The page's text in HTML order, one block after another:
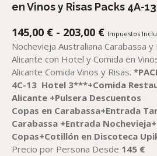
en Vinos y Risas Packs 4A-
145,00 € - 203,00 €RANGO
DE
PRECIOS:
DESDE
145,00 €
HASTA
203,00 €
Impuestos
Nochevieja Australiana Carabassa
Alicante con Hotel y Comida en
Alicante Comida Vinos y Risas.*
4C-13 Hotel 3***+Comida R
Alicante +Pulsera Descuentos
Copas en Carabassa+Entrada
Carabassa +Entrada Nochevieja+
Copas+Cotillón en Discoteca
Precio por Persona Desde 145 €